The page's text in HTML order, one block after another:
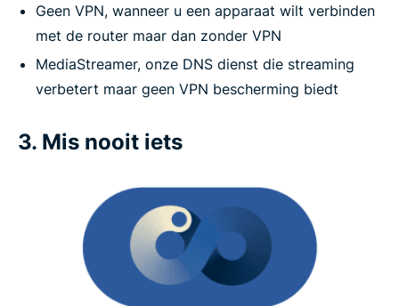
Geen VPN, wanneer u een apparaat wilt verbinden
met de router maar dan zonder VPN
MediaStreamer, onze DNS dienst die streaming
verbetert maar geen VPN bescherming biedt
3. Mis nooit iets